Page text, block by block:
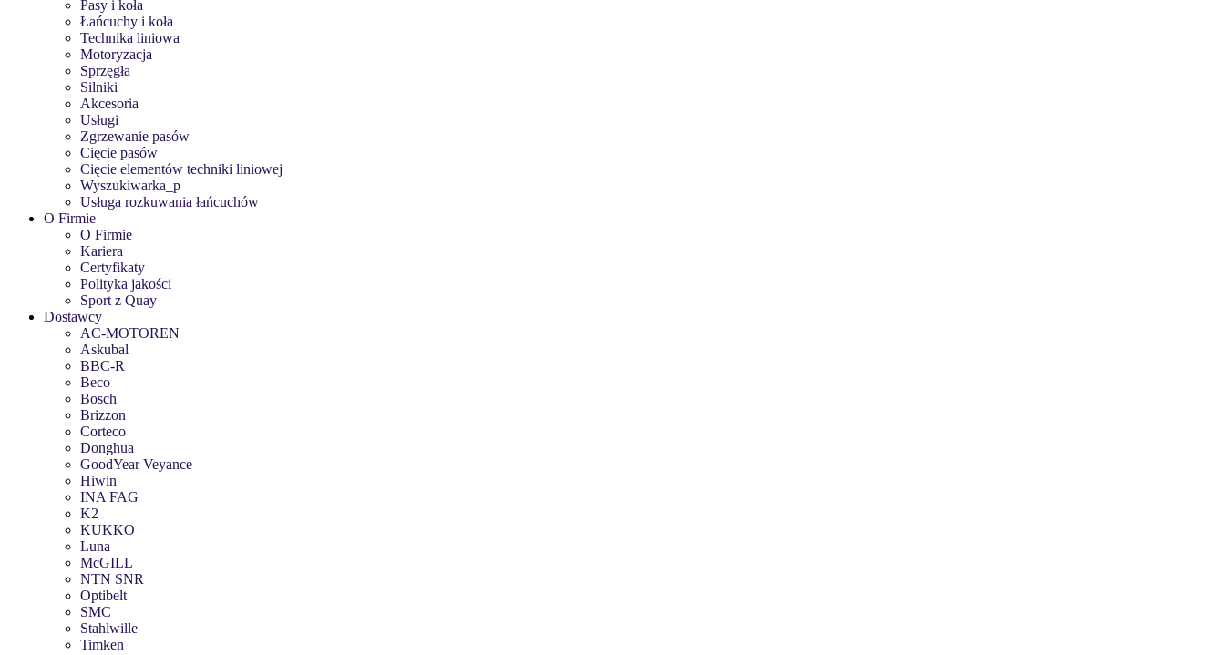
Pasy i koła
Łańcuchy i koła
Technika liniowa
Motoryzacja
Sprzęgła
Silniki
Akcesoria
Usługi
Zgrzewanie pasów
Cięcie pasów
Cięcie elementów techniki liniowej
Wyszukiwarka_p
Usługa rozkuwania łańcuchów
O Firmie
O Firmie
Kariera
Certyfikaty
Polityka jakości
Sport z Quay
Dostawcy
AC-MOTOREN
Askubal
BBC-R
Beco
Bosch
Brizzon
Corteco
Donghua
GoodYear Veyance
Hiwin
INA FAG
K2
KUKKO
Luna
McGILL
NTN SNR
Optibelt
SMC
Stahlwille
Timken